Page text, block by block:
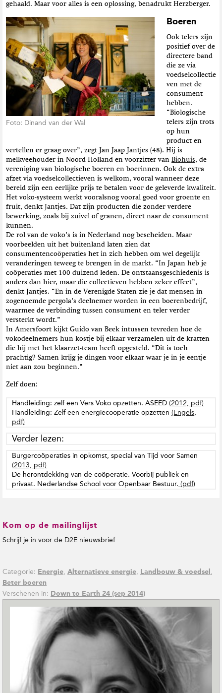
gehaald. Maar voor alles is een oplossing, benadrukt Herzberger.
Foto: Dinand van der Wal
Boeren
Ook telers zijn
positief over de
directere band
die ze via
voedselcollectie
ven met de
consument
hebben.
“Biologische
telers zijn trots
op hun
product en
vertellen er graag over”, zegt Jan Jaap Jantjes (48). Hij is
melkveehouder in Noord-Holland en voorzitter van Biohuis, de
vereniging van biologische boeren en boerinnen. Ook de extra
afzet via voedselcollectieven is welkom, vooral wanneer deze
bereid zijn een eerlijke prijs te betalen voor de geleverde kwaliteit.
Het voko-systeem werkt vooralsnog vooral goed voor groente en
fruit, denkt Jantjes. Dat zijn producten die zonder verdere
bewerking, zoals bij zuivel of granen, direct naar de consument
kunnen.
De rol van de voko’s is in Nederland nog bescheiden. Maar
voorbeelden uit het buitenland laten zien dat
consumentencoöperaties het in zich hebben om wel degelijk
veranderingen teweeg te brengen in de markt. “In Japan heb je
coöperaties met 100 duizend leden. De ontstaansgeschiedenis is
anders dan hier, maar die collectieven hebben zeker effect”,
denkt Jantjes. “En in de Verenigde Staten zie je dat mensen in
zogenoemde pergola’s deelnemer worden in een boerenbedrijf,
waarmee de verbinding tussen consument en teler verder
versterkt wordt.”
In Amersfoort kijkt Guido van Beek intussen tevreden hoe de
vokodeelnemers hun kostje bij elkaar verzamelen uit de kratten
die hij met het klaarzet-team heeft opgesteld. “Dit is toch
prachtig? Samen krijg je dingen voor elkaar waar je in je eentje
niet aan zou beginnen.”
Zelf doen:
Handleiding: zelf een Vers Voko opzetten. ASEED (2012, pdf)
Handleiding: Zelf een energiecooperatie opzetten (Engels,
pdf)
Verder lezen:
Burgercoöperaties in opkomst, special van Tijd voor Samen
(2013, pdf)
De herontdekking van de coöperatie. Voorbij publiek en
privaat. Nederlandse School voor Openbaar Bestuur. (pdf)
Kom op de mailinglijst
Schrijf je in voor de D2E nieuwsbrief
Categorie: Energie, Alternatieve energie, Landbouw & voedsel ,
Beter boeren
Verschenen in: Down to Earth 24 (sep 2014)